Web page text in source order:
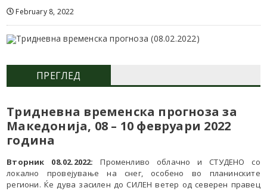
February 8, 2022
ПРЕГЛЕД
Тридневна временска прогноза за
Македонија, 08 – 10 февруари 2022
година
Вторник 08.02.2022:Променливо облачно и СТУДЕНО со
локално провејување на снег, особено во планинските
региони. Ќе дува засилен до СИЛЕН ветер од северен правец